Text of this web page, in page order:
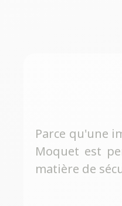
Parce qu'une
Moquet est
matière de